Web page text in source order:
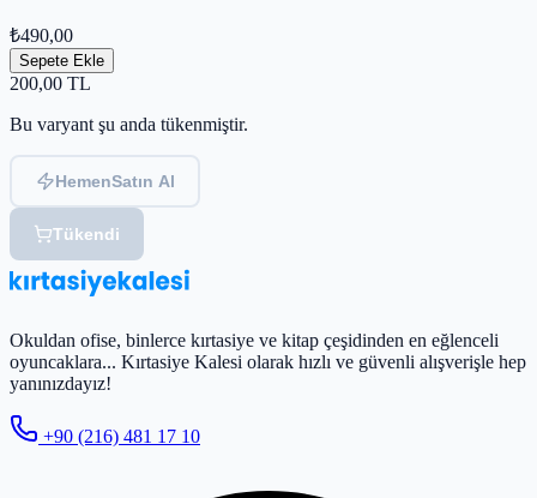
₺490,00
Sepete Ekle
200,00 TL
Bu varyant şu anda tükenmiştir.
HemenSatın Al
Tükendi
Okuldan ofise, binlerce kırtasiye ve kitap çeşidinden en eğlenceli
oyuncaklara... Kırtasiye Kalesi olarak hızlı ve güvenli alışverişle hep
yanınızdayız!
+90 (216) 481 17 10